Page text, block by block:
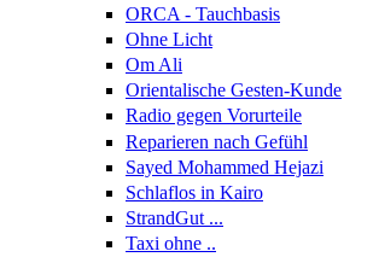
ORCA - Tauchbasis
Ohne Licht
Om Ali
Orientalische Gesten-Kunde
Radio gegen Vorurteile
Reparieren nach Gefühl
Sayed Mohammed Hejazi
Schlaflos in Kairo
StrandGut ...
Taxi ohne ..